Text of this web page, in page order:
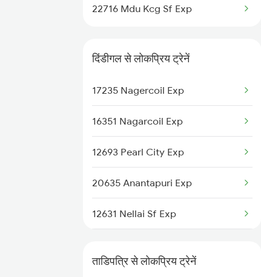
Tadipatri to Karaikal Trains
Tadipatri to Kurnool Trains
22716 Mdu Kcg Sf Exp
दिंडीगल से लोकप्रिय ट्रेनें
17235 Nagercoil Exp
16351 Nagarcoil Exp
12693 Pearl City Exp
20635 Anantapuri Exp
12631 Nellai Sf Exp
ताडिपत्रि से लोकप्रिय ट्रेनें